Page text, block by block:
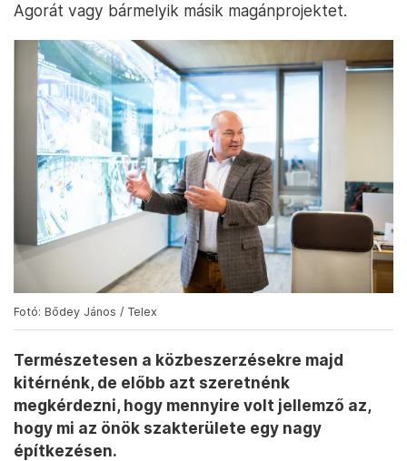
Agorát vagy bármelyik másik magánprojektet.
Fotó: Bődey János / Telex
Természetesen a közbeszerzésekre majd
kitérnénk, de előbb azt szeretnénk
megkérdezni, hogy mennyire volt jellemző az,
hogy mi az önök szakterülete egy nagy
építkezésen.